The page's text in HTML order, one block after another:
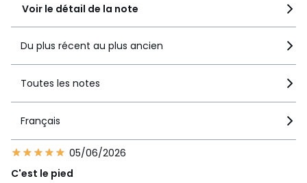
Voir le détail de la note
Du plus récent au plus ancien
Toutes les notes
Français
05/06/2026
C'est le pied